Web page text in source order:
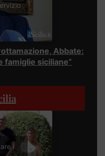
Abbate:
famiglie siciliane”
i